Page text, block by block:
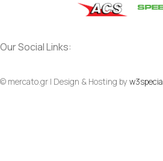
Our Social Links:
© mercato.gr | Design & Hosting by